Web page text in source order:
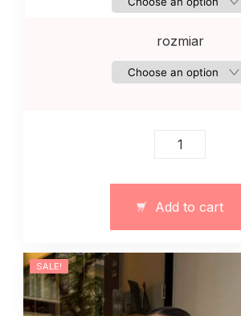
rozmiar
Sweterek
wiosenny
quantity
Add to cart
SALE!